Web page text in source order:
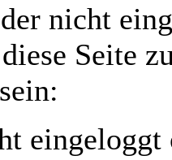
nicht
Seite